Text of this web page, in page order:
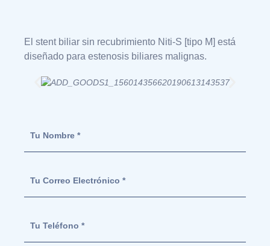
El stent biliar sin recubrimiento Niti-S [tipo M] está
diseñado para estenosis biliares malignas.